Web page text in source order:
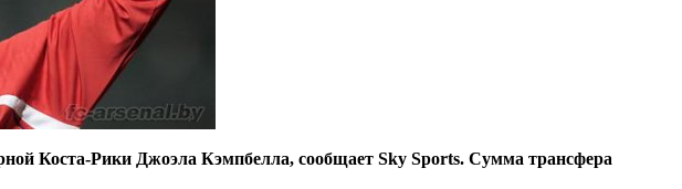
Коста-Рики Джоэла Кэмпбелла, сообщает Sky Sports. Сумма трансфера